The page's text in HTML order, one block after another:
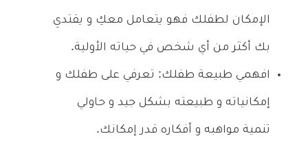
الإمكان لطفلك فهو يتعامل معكِ و يقتدىِ
بك أكثر من أي شخص في حياته الأولية.
افهمي طبيعة طفلك: تعرفي على طفلك و
إمكانياته و طبيعته بشكل جيد و حاولي
تنمية مواهبه و أفكاره قدر إمكانك.